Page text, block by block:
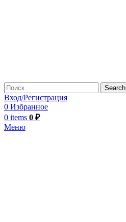
Search
Вход/Регистрация
0 Избранное
0 items 0 ₽
Меню